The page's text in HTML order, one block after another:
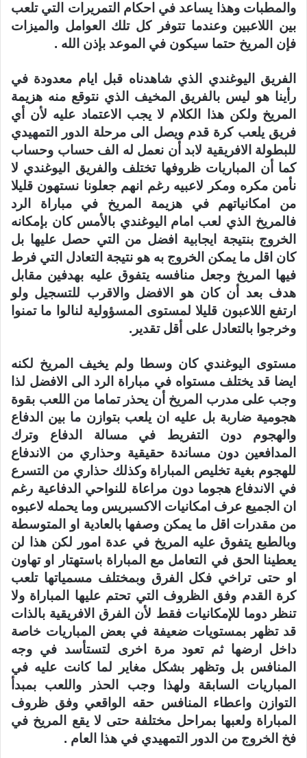
والمطبات وهذا يساعد في احكام التمريرات التي تلعب
بين اللاعبين وعندما تتوفر كل تلك العوامل والميزات
فإن المريخ حتما سيكون في الموعد بإذن الله .
الفريق اليوغندي الذي شاهدناه قبل ايام معدودة في
رأينا هو ليس بالفريق المخيف الذي نتوقع منه هزيمة
المريخ ولكن هذا الكلام لا يجب الاعتماد عليه لأن أي
فريق يلعب كرة قدم ويصل الى مرحلة الدور التمهيدي
للبطولة الافريقية لابد أن نعمل له الف حساب وحساب
كما أن المباريات ظروفها تختلف والفريق اليوغندي لا
نأمن مكره ومكر لاعبيه رغم انهم جعلونا نستهون قليلا
من امكانياتهم في هزيمة المريخ في مباراة الرد
فالمريخ الذي لعب امام اليوغندي بالأمس كان بإمكانه
الخروج بنتيجة ايجابية افضل من التي حصل عليها بل
كان اقل ما يمكن الخروج به هو نتيجة التعادل التي فرط
فيها المريخ وجعل منافسه يتفوق عليه بهدفين مقابل
هدف بعد أن كان هو الافضل والاقرب للتسجيل ولو
ارتفع اللاعبون قليلا لمستوى المسؤولية لنالوا ما تمنوا
وخرجوا بالتعادل على أقل تقدير.
مستوى اليوغندي كان وسطا ولم يخيف المريخ لكنه
ايضا قد يختلف مستواه في مباراة الرد الى الافضل لذا
وجب على مدرب المريخ أن يحذر تماما من اللعب بقوة
هجومية ضاربة بل عليه ان يلعب بتوازن ما بين الدفاع
والهجوم دون التفريط في مسالة الدفاع وترك
المدافعين دون مساندة حقيقية وحذاري من الاندفاع
للهجوم بغية تخليص المباراة وكذلك حذاري من التسرع
في الاندفاع هجوما دون مراعاة للنواحي الدفاعية رغم
ان الجميع عرف امكانيات الاكسبريس وما يحمله لاعبوه
من مقدرات اقل ما يمكن وصفها بالعادية او المتوسطة
وبالطبع يتفوق عليه المريخ في عدة امور لكن هذا لن
يعطينا الحق في التعامل مع المباراة باستهتار او تهاون
او حتى تراخي فكل الفرق وبمختلف مسمياتها تلعب
كرة القدم وفق الظروف التي تحتم عليها المباراة ولا
تنظر دوما للإمكانيات فقط لأن الفرق الافريقية بالذات
قد تظهر بمستويات ضعيفة في بعض المباريات خاصة
داخل ارضها ثم تعود مرة اخرى لتستأسد في وجه
المنافس بل وتظهر بشكل مغاير لما كانت عليه في
المباريات السابقة ولهذا وجب الحذر واللعب بمبدأ
التوازن واعطاء المنافس حقه الواقعي وفق ظروف
المباراة ولعبها بمراحل مختلفة حتى لا يقع المريخ في
فخ الخروج من الدور التمهيدي في هذا العام .